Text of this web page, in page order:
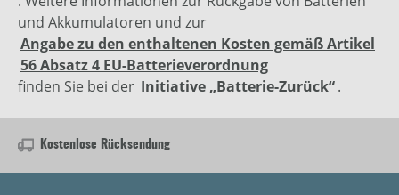
und Akkumulatoren und zur
Angabe zu den enthaltenen Kosten gemäß Artikel
56 Absatz 4 EU-Batterieverordnung
finden Sie bei der Initiative „Batterie-Zurück“.
Kostenlose Rücksendung